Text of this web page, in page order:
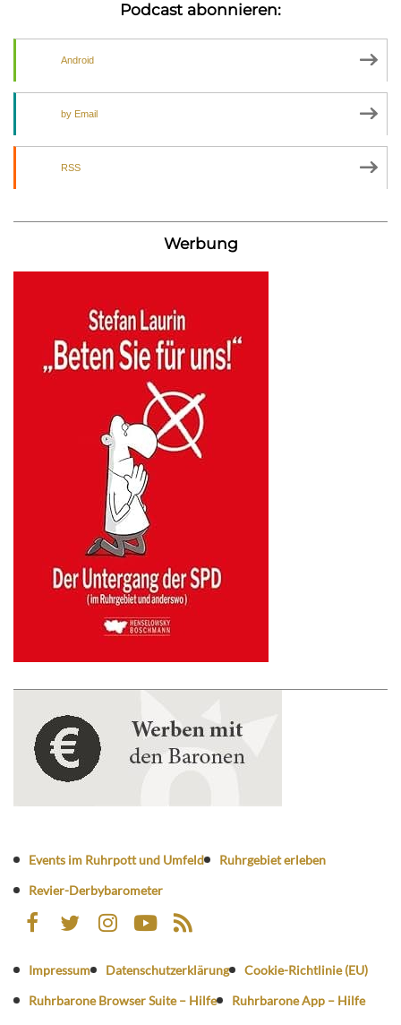
Podcast abonnieren:
Android
by Email
RSS
Werbung
Events im Ruhrpott und Umfeld
Ruhrgebiet erleben
Revier-Derbybarometer
Impressum Datenschutzerklärung
Cookie-Richtlinie (EU)
Ruhrbarone Browser Suite – Hilfe
Ruhrbarone App – Hilfe